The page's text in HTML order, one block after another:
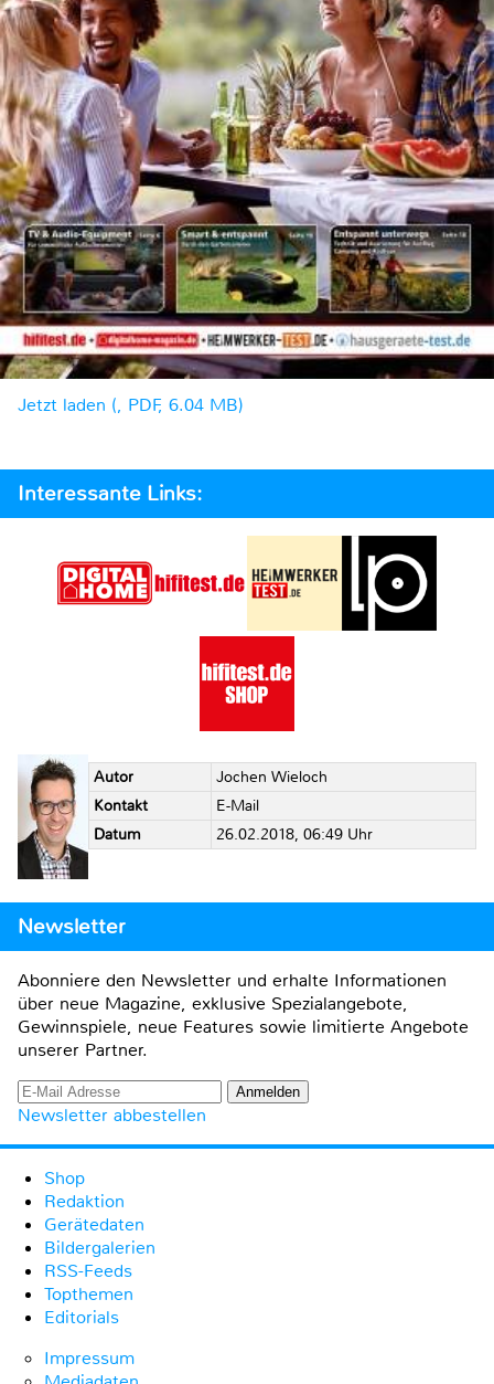
Jetzt laden (, PDF, 6.04 MB)
Interessante Links:
Autor
Jochen Wieloch
Kontakt
E-Mail
Datum
26.02.2018, 06:49 Uhr
Newsletter
Abonniere den Newsletter und erhalte Informationen
über neue Magazine, exklusive Spezialangebote,
Gewinnspiele, neue Features sowie limitierte Angebote
unserer Partner.
Newsletter abbestellen
Shop
Redaktion
Gerätedaten
Bildergalerien
RSS-Feeds
Topthemen
Editorials
Impressum